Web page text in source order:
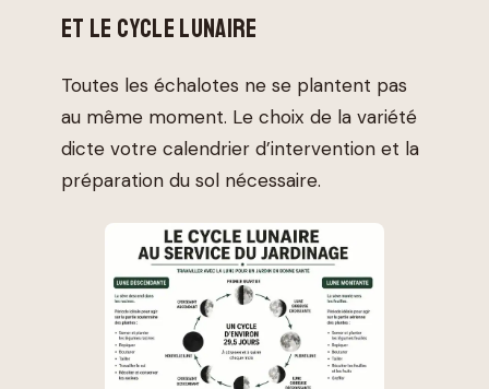
ET LE CYCLE LUNAIRE
Toutes les échalotes ne se plantent pas
au même moment. Le choix de la variété
dicte votre calendrier d’intervention et la
préparation du sol nécessaire.